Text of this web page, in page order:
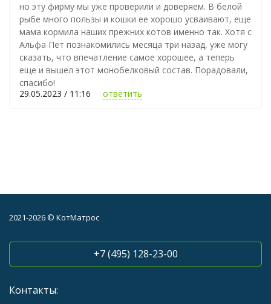
но эту фирму мы уже проверили и доверяем. В белой
рыбе много пользы и кошки ее хорошо усваивают, еще
мама кормила наших прежних котов именно так. Хотя с
Альфа Пет познакомились месяца три назад, уже могу
сказать, что впечатление самое хорошее, а теперь
еще и вышел этот монобелковый состав. Порадовали,
спасибо!
29.05.2023 / 11:16
ответить
2021-2026 © КотМатрос
+7 (495) 128-23-00
Контакты: